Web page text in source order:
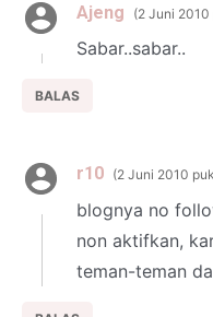
Ajeng 2 Juni
Sabar..sabar..
BALAS
r10 2 Juni 2010
blognya no
non aktifkan,
teman-teman